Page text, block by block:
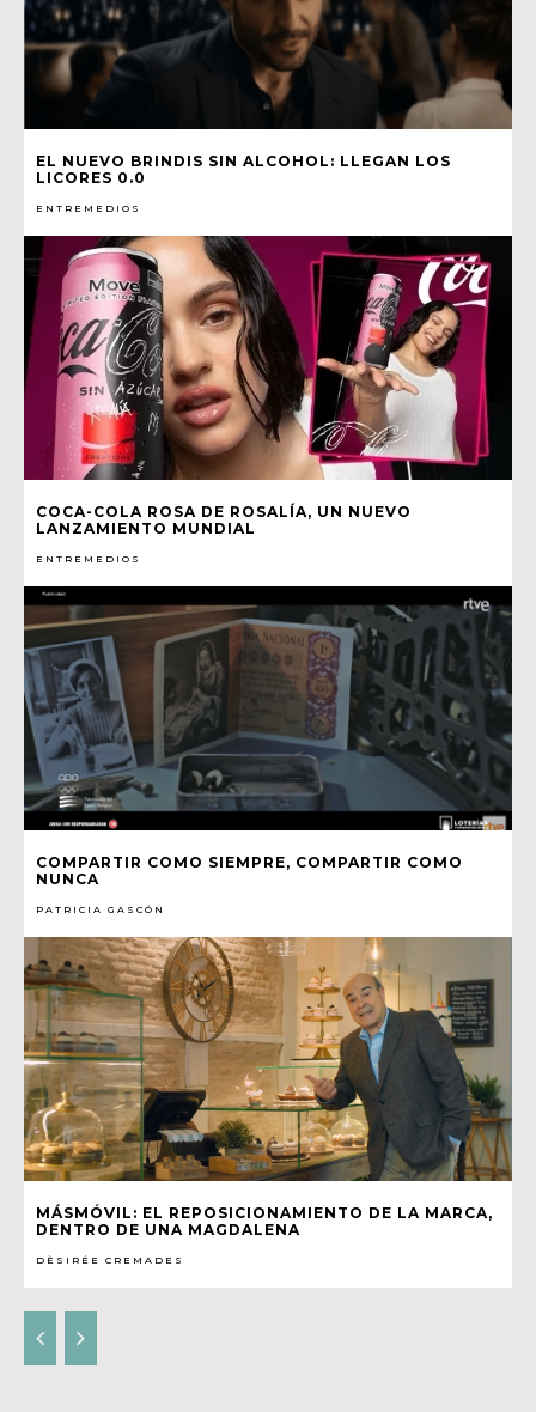
EL NUEVO BRINDIS SIN ALCOHOL: LLEGAN LOS
LICORES 0.0
ENTREMEDIOS
COCA-COLA ROSA DE ROSALÍA, UN NUEVO
LANZAMIENTO MUNDIAL
ENTREMEDIOS
COMPARTIR COMO SIEMPRE, COMPARTIR COMO
NUNCA
PATRICIA GASCÓN
MÁSMÓVIL: EL REPOSICIONAMIENTO DE LA MARCA,
DENTRO DE UNA MAGDALENA
DÈSIRÉE CREMADES